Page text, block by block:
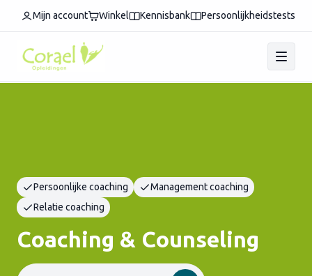
Mijn account Winkel Kennisbank Persoonlijkheidstests
Persoonlijke coaching
Management coaching
Relatie coaching
Coaching & Counseling